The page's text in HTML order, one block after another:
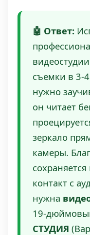
🤖 Ответ:
съемки в 3-
нужно
он читает
зеркало
камеры.
контакт с
нужна
19-
СТУДИЯ